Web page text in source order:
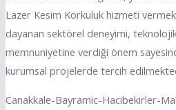
Lazer Kesim Korkuluk hizmeti
dayanan sektörel deneyimi,
memnuniyetine verdiği önem
kurumsal projelerde tercih
Canakkale-Bayramic-Hacibekirler-